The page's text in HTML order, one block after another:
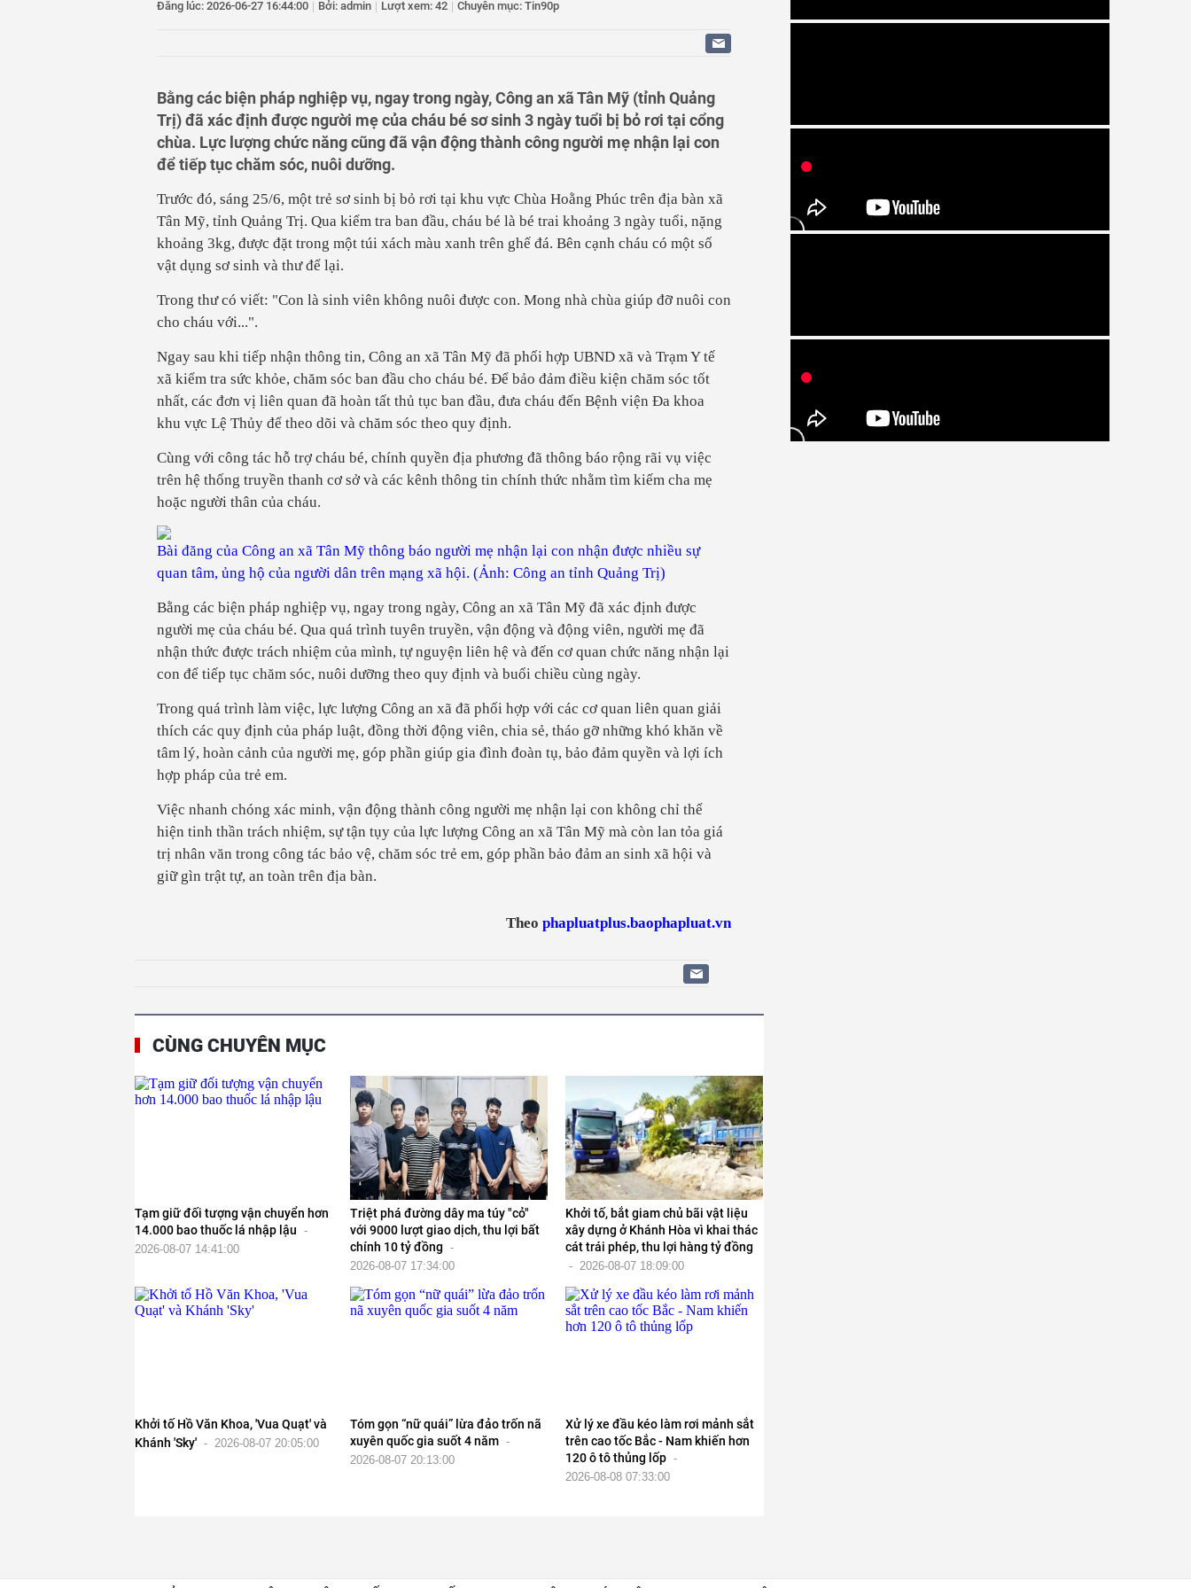
12
Mở rộng nguồn vốn, cơ hội kinh doanh cho doanh nghiệp Thành phố trẻ
tỷ đồng
Đăng lúc: 2026-06-27 16:44:00 | Bởi: admin | Lượt xem: 42 | Chuyên mục: Tin90p
Bằng các biện pháp nghiệp vụ, ngay trong ngày, Công an xã Tân Mỹ (tỉnh Quảng
Trị) đã xác định được người mẹ của cháu bé sơ sinh 3 ngày tuổi bị bỏ rơi tại cổng
chùa. Lực lượng chức năng cũng đã vận động thành công người mẹ nhận lại con
để tiếp tục chăm sóc, nuôi dưỡng.
Trước đó, sáng 25/6, một trẻ sơ sinh bị bỏ rơi tại khu vực Chùa Hoằng Phúc trên địa bàn xã
Tân Mỹ, tỉnh Quảng Trị. Qua kiểm tra ban đầu, cháu bé là bé trai khoảng 3 ngày tuổi, nặng
khoảng 3kg, được đặt trong một túi xách màu xanh trên ghế đá. Bên cạnh cháu có một số
vật dụng sơ sinh và thư để lại.
Trong thư có viết: "Con là sinh viên không nuôi được con. Mong nhà chùa giúp đỡ nuôi con
cho cháu với...".
Ngay sau khi tiếp nhận thông tin, Công an xã Tân Mỹ đã phối hợp UBND xã và Trạm Y tế
xã kiểm tra sức khỏe, chăm sóc ban đầu cho cháu bé. Để bảo đảm điều kiện chăm sóc tốt
nhất, các đơn vị liên quan đã hoàn tất thủ tục ban đầu, đưa cháu đến Bệnh viện Đa khoa
khu vực Lệ Thủy để theo dõi và chăm sóc theo quy định.
Cùng với công tác hỗ trợ cháu bé, chính quyền địa phương đã thông báo rộng rãi vụ việc
trên hệ thống truyền thanh cơ sở và các kênh thông tin chính thức nhằm tìm kiếm cha mẹ
hoặc người thân của cháu.
Bài đăng của Công an xã Tân Mỹ thông báo người mẹ nhận lại con nhận được nhiều sự
quan tâm, ủng hộ của người dân trên mạng xã hội. (Ảnh: Công an tỉnh Quảng Trị)
Bằng các biện pháp nghiệp vụ, ngay trong ngày, Công an xã Tân Mỹ đã xác định được
người mẹ của cháu bé. Qua quá trình tuyên truyền, vận động và động viên, người mẹ đã
nhận thức được trách nhiệm của mình, tự nguyện liên hệ và đến cơ quan chức năng nhận lại
con để tiếp tục chăm sóc, nuôi dưỡng theo quy định và buổi chiều cùng ngày.
Trong quá trình làm việc, lực lượng Công an xã đã phối hợp với các cơ quan liên quan giải
thích các quy định của pháp luật, đồng thời động viên, chia sẻ, tháo gỡ những khó khăn về
tâm lý, hoàn cảnh của người mẹ, góp phần giúp gia đình đoàn tụ, bảo đảm quyền và lợi ích
hợp pháp của trẻ em.
Việc nhanh chóng xác minh, vận động thành công người mẹ nhận lại con không chỉ thể
hiện tinh thần trách nhiệm, sự tận tụy của lực lượng Công an xã Tân Mỹ mà còn lan tỏa giá
trị nhân văn trong công tác bảo vệ, chăm sóc trẻ em, góp phần bảo đảm an sinh xã hội và
giữ gìn trật tự, an toàn trên địa bàn.
Theo phapluatplus.baophapluat.vn
CÙNG CHUYÊN MỤC
Tạm giữ đối tượng vận chuyển hơn
14.000 bao thuốc lá nhập lậu -
2026-08-07 14:41:00
Triệt phá đường dây ma túy "cỏ"
với 9000 lượt giao dịch, thu lợi bất
chính 10 tỷ đồng -
2026-08-07 17:34:00
Khởi tố, bắt giam chủ bãi vật liệu
xây dựng ở Khánh Hòa vì khai thác
cát trái phép, thu lợi hàng tỷ đồng
- 2026-08-07 18:09:00
Khởi tố Hồ Văn Khoa, 'Vua Quạt' và
Khánh 'Sky' - 2026-08-07 20:05:00
Tóm gọn “nữ quái” lừa đảo trốn nã
xuyên quốc gia suốt 4 năm -
2026-08-07 20:13:00
Xử lý xe đầu kéo làm rơi mảnh sắt
trên cao tốc Bắc - Nam khiến hơn
120 ô tô thủng lốp -
2026-08-08 07:33:00